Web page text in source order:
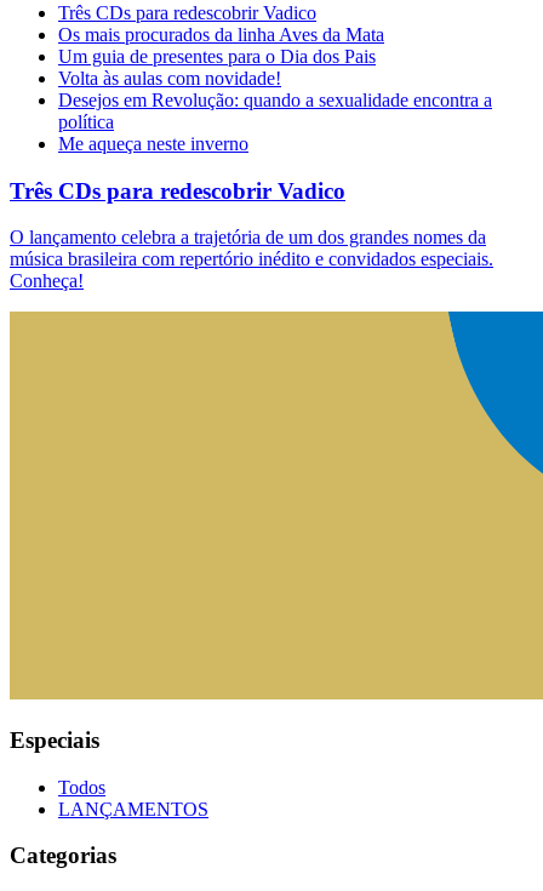
Três CDs para redescobrir Vadico
Os mais procurados da linha Aves da Mata
Um guia de presentes para o Dia dos Pais
Volta às aulas com novidade!
Desejos em Revolução: quando a sexualidade encontra a
política
Me aqueça neste inverno
Três CDs para redescobrir Vadico
O lançamento celebra a trajetória de um dos grandes nomes da
música brasileira com repertório inédito e convidados especiais.
Conheça!
Especiais
Todos
LANÇAMENTOS
Categorias